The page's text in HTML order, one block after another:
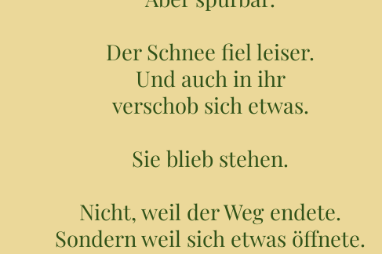
Der Schnee fiel leiser.
Und auch in ihr
verschob sich etwas.
Sie blieb stehen.
Nicht, weil der Weg endete.
Sondern weil sich etwas öffnete.